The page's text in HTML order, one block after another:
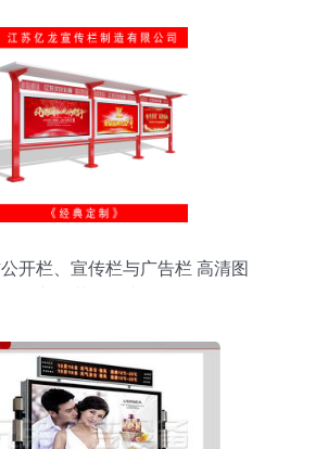
开栏、宣传栏与广告栏 高清图